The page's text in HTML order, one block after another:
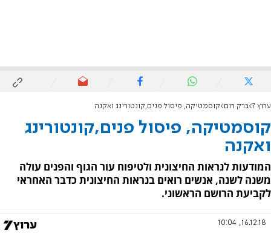
ערוץ 7 ברק רום קוסמטיקה, פיסול פנים,קונטורינג ואקנה
קוסמטיקה, פיסול פנים,קונטורינג
ואקנה
המודעות לנראות החיצונית ולטיפוח עור הגוף והפנים עולה
משנה לשנה, אנשים רואים בנראות החיצונית כדבר האחראי
לקביעת הרושם הראשוני.
16.12.18, 10:04